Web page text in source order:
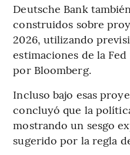
Deutsche Bank
construidos sobre
2026, utilizando
estimaciones de la
por Bloomberg.
Incluso bajo esas
concluyó que la
mostrando un sesgo
sugerido por la regla